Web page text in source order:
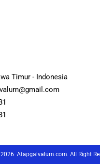
Timur - Indonesia
Atapgalvalum.com. All Right